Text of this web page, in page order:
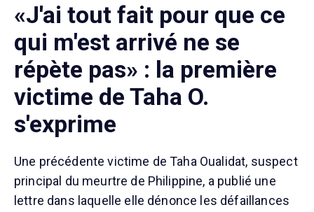
«J'ai tout fait pour que ce
qui m'est arrivé ne se
répète pas» : la première
victime de Taha O.
s'exprime
Une précédente victime de Taha Oualidat, suspect
principal du meurtre de Philippine, a publié une
lettre dans laquelle elle dénonce les défaillances